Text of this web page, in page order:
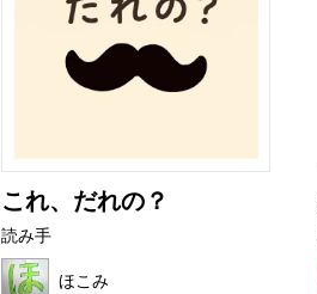
これ、だれの？
読み手
ほこみ